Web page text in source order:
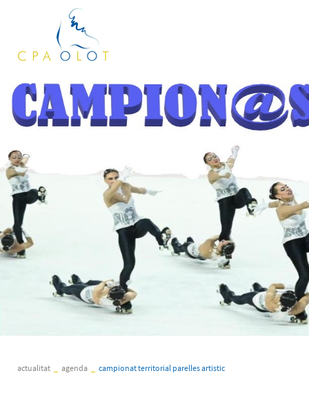
actualitat agenda campionat territorial parelles artistic